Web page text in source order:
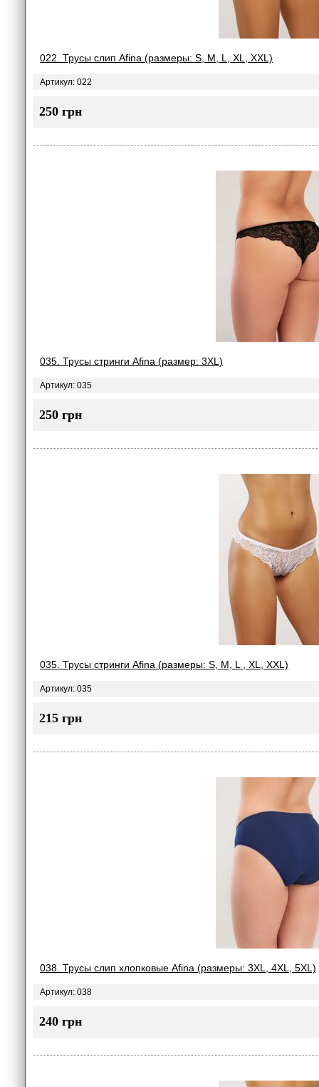
022. Трусы слип Afina (размеры: S, M, L, XL, XXL)
Артикул: 022
250 грн
035. Трусы стринги Afina (размер: 3XL)
Артикул: 035
250 грн
035. Трусы стринги Afina (размеры: S, M, L , XL, XXL)
Артикул: 035
215 грн
038. Трусы слип хлопковые Afina (размеры: 3XL, 4XL, 5XL)
Артикул: 038
240 грн